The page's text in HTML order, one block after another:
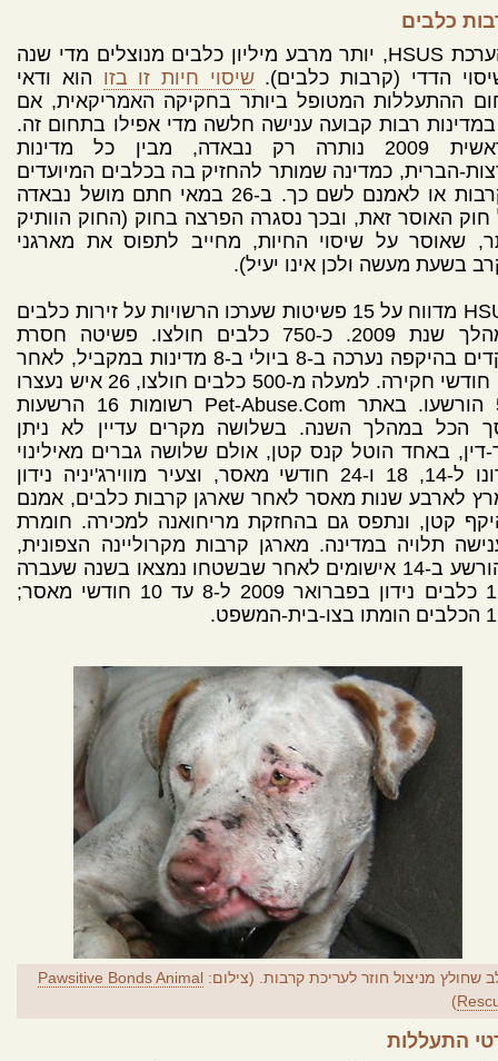
כלבים
להערכת HSUS, יותר מרבע מיליון כלבים מנוצלים מדי שנה
הדדי (קרבות כלבים).שיסוי חיות זו בזו הוא ודאי
ההתעללות המטופל ביותר בחקיקה האמריקאית, אם
במדינות רבות קבועה ענישה חלשה מדי אפילו בתחום זה.
בראשית 2009 נותרה רק נבאדה, מבין כל מדינות
הברית, כמדינה שמותר להחזיק בה בכלבים המיועדים
לקרבות או לאמנם לשם כך. ב-26 במאי חתם מושל נבאדה
חוק האוסר זאת, ובכך נסגרה הפרצה בחוק (החוק הוותיק
שאוסר על שיסוי החיות, מחייב לתפוס את מארגני
בשעת מעשה ולכן אינו יעיל).
HSUS מדווח על 15 פשיטות שערכו הרשויות על זירות כלבים
במהלך שנת 2009. כ-750 כלבים חולצו. פשיטה חסרת
תקדים בהיקפה נערכה ב-8 ביולי ב-8 מדינות במקביל, לאחר
18 חודשי חקירה. למעלה מ-500 כלבים חולצו, 26 איש נעצרו
ו-5 הורשעו. באתר Pet-Abuse.Com רשומות 16 הרשעות
הכל במהלך השנה. בשלושה מקרים עדיין לא ניתן
דין, באחד הוטל קנס קטן, אולם שלושה גברים מאילינוי
נידונו ל-14, 18 ו-24 חודשי מאסר, וצעיר מווירג'יניה נידון
לארבע שנות מאסר לאחר שארגן קרבות כלבים, אמנם
קטן, ונתפס גם בהחזקת מריחואנה למכירה. חומרת
תלויה במדינה. מארגן קרבות מקרוליינה הצפונית,
שהורשע ב-14 אישומים לאחר שבשטחו נמצאו בשנה שעברה
127 כלבים נידון בפברואר 2009 ל-8 עד 10 חודשי מאסר;
המשפט.
שחולץ מניצול חוזר לעריכת קרבות. (צילום:Pawsitive Bonds Animal
)
התעללות